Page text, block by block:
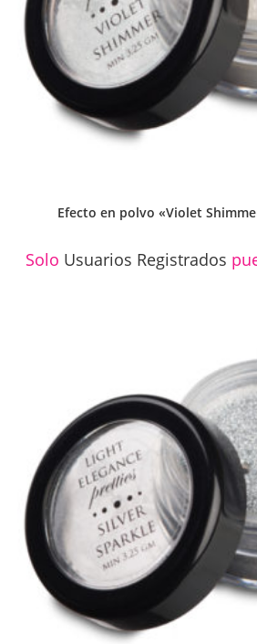
Efecto en polvo «Violet
Solo Usuarios Registrados